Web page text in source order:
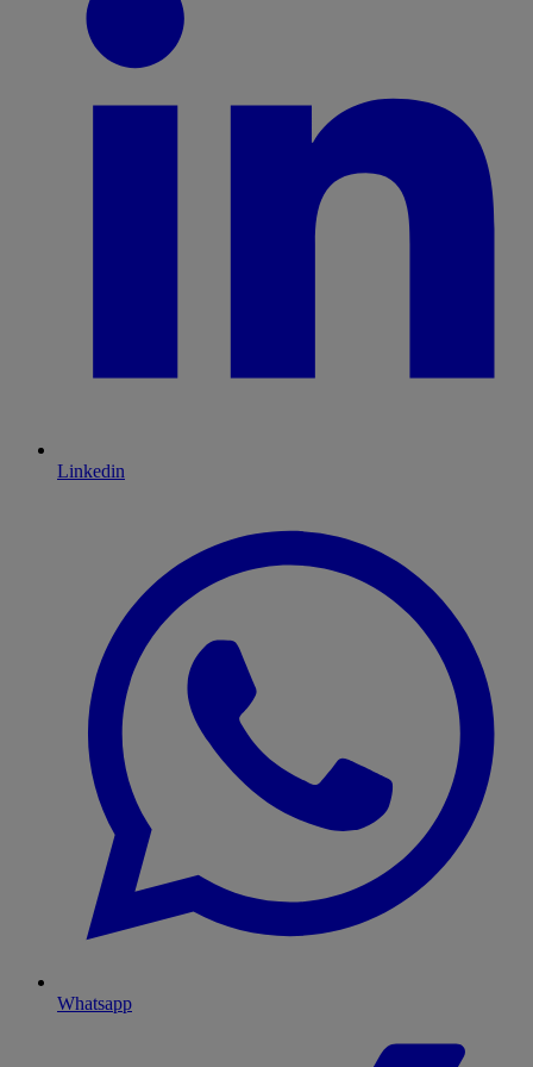
Linkedin
Whatsapp